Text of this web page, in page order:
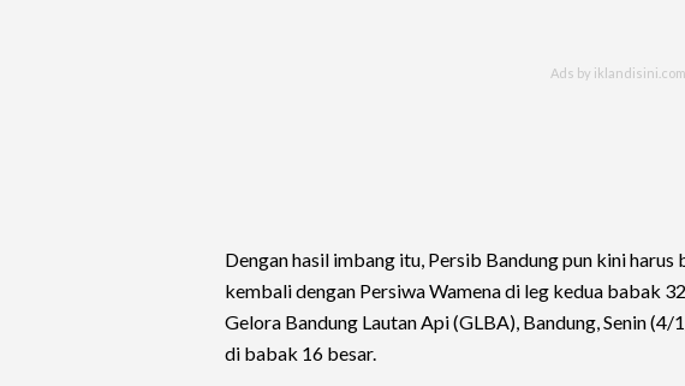
Dengan hasil imbang itu, Persib Bandung pun kini
kembali dengan Persiwa Wamena di leg kedua babak
Gelora Bandung Lautan Api (GLBA), Bandung, Senin
di babak 16 besar.